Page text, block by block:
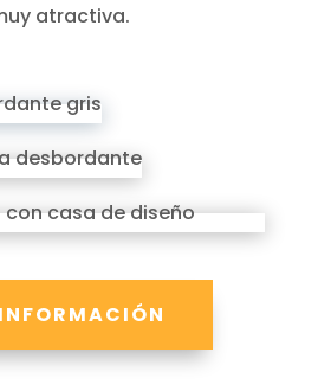
atractiva.